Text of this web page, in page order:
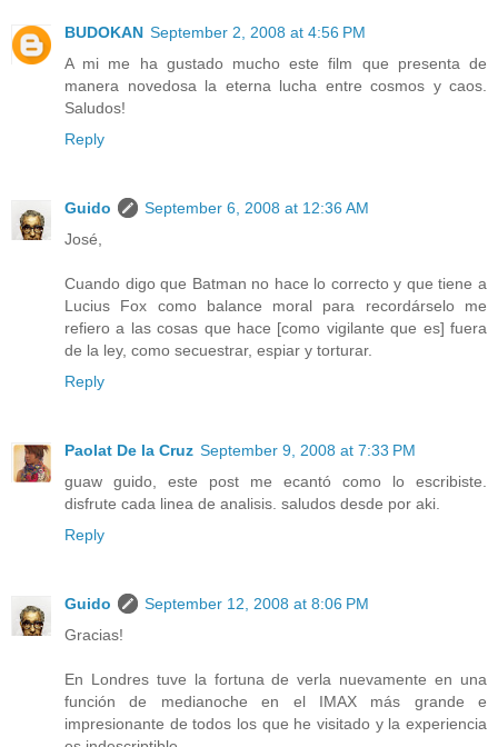
BUDOKAN September 2, 2008 at 4:56 PM
A mi me ha gustado mucho este film que presenta de
manera novedosa la eterna lucha entre cosmos y caos.
Saludos!
Reply
Guido
September 6, 2008 at 12:36 AM
José,
Cuando digo que Batman no hace lo correcto y que tiene a
Lucius Fox como balance moral para recordárselo me
refiero a las cosas que hace [como vigilante que es] fuera
de la ley, como secuestrar, espiar y torturar.
Reply
Paolat De la Cruz September 9, 2008 at 7:33 PM
guaw guido, este post me ecantó como lo escribiste.
disfrute cada linea de analisis. saludos desde por aki.
Reply
Guido
September 12, 2008 at 8:06 PM
Gracias!
En Londres tuve la fortuna de verla nuevamente en una
función de medianoche en el IMAX más grande e
impresionante de todos los que he visitado y la experiencia